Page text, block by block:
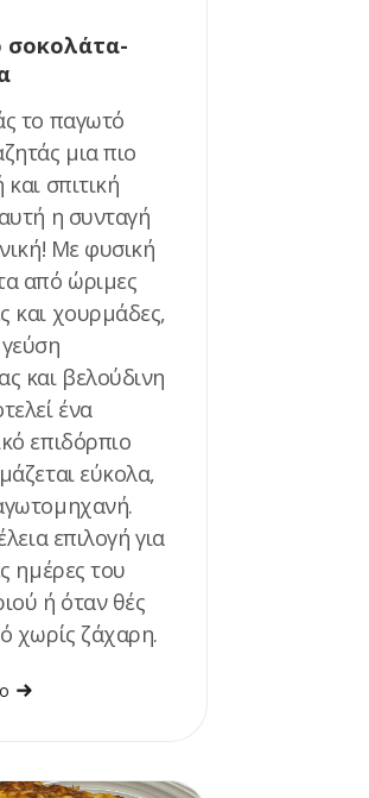
σοκολάτα-
το παγωτό
μια πιο
σπιτική
η συνταγή
Με φυσική
από ώριμες
και χουρμάδες,
και βελούδινη
ένα
επιδόρπιο
εύκολα,
επιλογή για
ημέρες του
ή όταν θές
χωρίς ζάχαρη.